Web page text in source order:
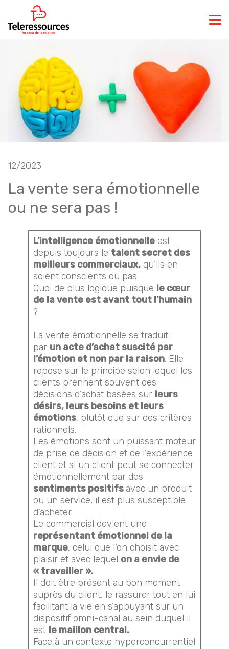
12/2023
La vente sera émotionnelle
ou ne sera pas !
L’intelligence émotionnelle est
depuis toujours le talent secret des
meilleurs commerciaux, qu’ils en
soient conscients ou pas.
Quoi de plus logique puisque le cœur
de la vente est avant tout l’humain
?
La vente émotionnelle se traduit
par un acte d’achat suscité par
l’émotion et non par la raison. Elle
repose sur le principe selon lequel les
clients prennent souvent des
décisions d’achat basées sur leurs
désirs, leurs besoins et leurs
émotions, plutôt que sur des critères
rationnels.
Les émotions sont un puissant moteur
de prise de décision et de l’expérience
client et si un client peut se connecter
émotionnellement par des
sentiments positifs avec un produit
ou un service, il est plus susceptible
d’acheter.
Le commercial devient une
représentant émotionnel de la
marque, celui que l’on choisit avec
plaisir et avec lequel on a envie de
« travailler ».
Il doit être présent au bon moment
auprès du client, le rassurer tout en lui
facilitant la vie en s’appuyant sur un
dispositif omni-canal au sein duquel il
est le maillon central.
​Face à un contexte hyperconcurrentiel